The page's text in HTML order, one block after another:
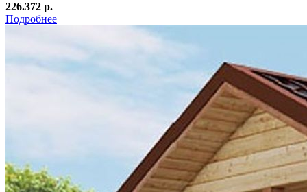
226.372 р.
Подробнее